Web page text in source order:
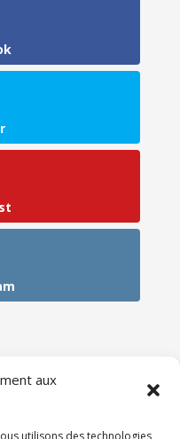
aux
utilisons des technologies